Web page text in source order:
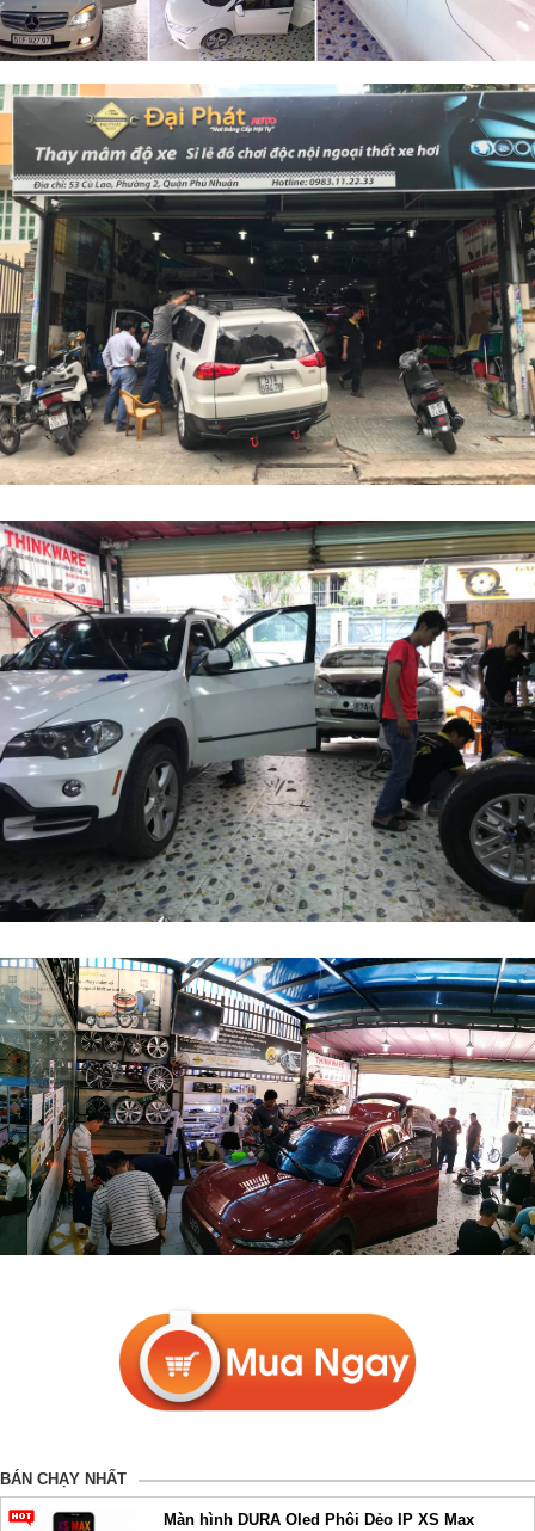
BÁN CHẠY NHẤT
Màn hình DURA Oled Phôi Dẻo IP XS Max